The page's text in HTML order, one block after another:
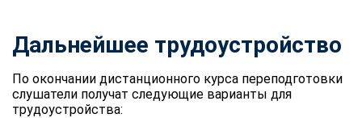
Дальнейшее трудоустройство
По окончании дистанционного курса переподготовки
слушатели получат следующие варианты для
трудоустройства:
Vkontakte EMail
Max